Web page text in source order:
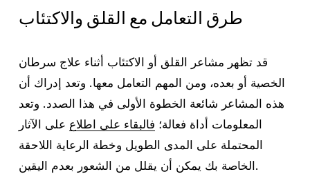
طرق التعامل مع القلق والاكتئاب
قد تظهر مشاعر القلق أو الاكتئاب أثناء علاج سرطان
الخصية أو بعده، ومن المهم التعامل معها. وتعد إدراك أن
هذه المشاعر شائعة الخطوة الأولى في هذا الصدد. وتعد
المعلومات أداة فعالة؛ فالبقاء على اطلاع على الآثار
المحتملة على المدى الطويل وخطة الرعاية اللاحقة
الخاصة بك يمكن أن يقلل من الشعور بعدم اليقين.